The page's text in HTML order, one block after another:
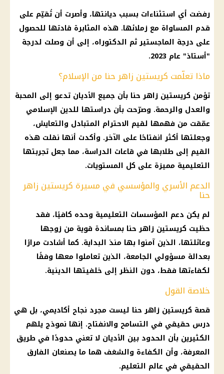
رفضت أي استثناءات بسبب ديانتها، وأصرت أن تُقيّم على
قدم المساواة مع زملائها. هذه المثابرة قادتها للحصول
على درجة الماجستير ثم الدكتوراه، إلى أن وصلت لدرجة
"أستاذ" عام 2023.
ماذا تعلّمت كريستين زاهر حنا من الإسلام؟
تؤمن كريستين زاهر حنا بأن جميع الأديان تدعو إلى المحبة
والعدل والرحمة. وصرّحت بأن دراستها للدين الإسلامي
عمّقت من فهمها لقيم الاحترام المتبادل والتعايش،
وجعلتها أكثر انفتاحًا على الآخر. وأكدت أنها نقلت هذه
القيم إلى طلابها في قاعات الدراسة، مما جعل تجربتها
التعليمية مميزة على كل المستويات.
الدعم الأسري والمؤسسي في مسيرة كريستين زاهر
حنا
لم يكن دعم المؤسسات التعليمية وحده كافيًا، فقد
حظيت كريستين زاهر حنا بمساندة قوية من زوجها
وعائلتها، الذين آمنوا بها منذ البداية. كما أشادت مرارًا
بعدالة مسؤولي الجامعة، الذين تعاملوا معها وفقًا
لكفاءتها فقط، دون النظر إلى خلفيتها الدينية.
خلاصة القول
قصة كريستين زاهر حنا ليست مجرد نجاح أكاديمي، بل هي
درس حقيقي في التسامح والانفتاح. إنها نموذج يلهم
الكثيرين بأن الحدود بين الأديان لا تعني حدودًا في طريق
المعرفة، وأن الكفاءة والشغف هما ما يصنعان الفارق
الحقيقي في عالم التعليم.